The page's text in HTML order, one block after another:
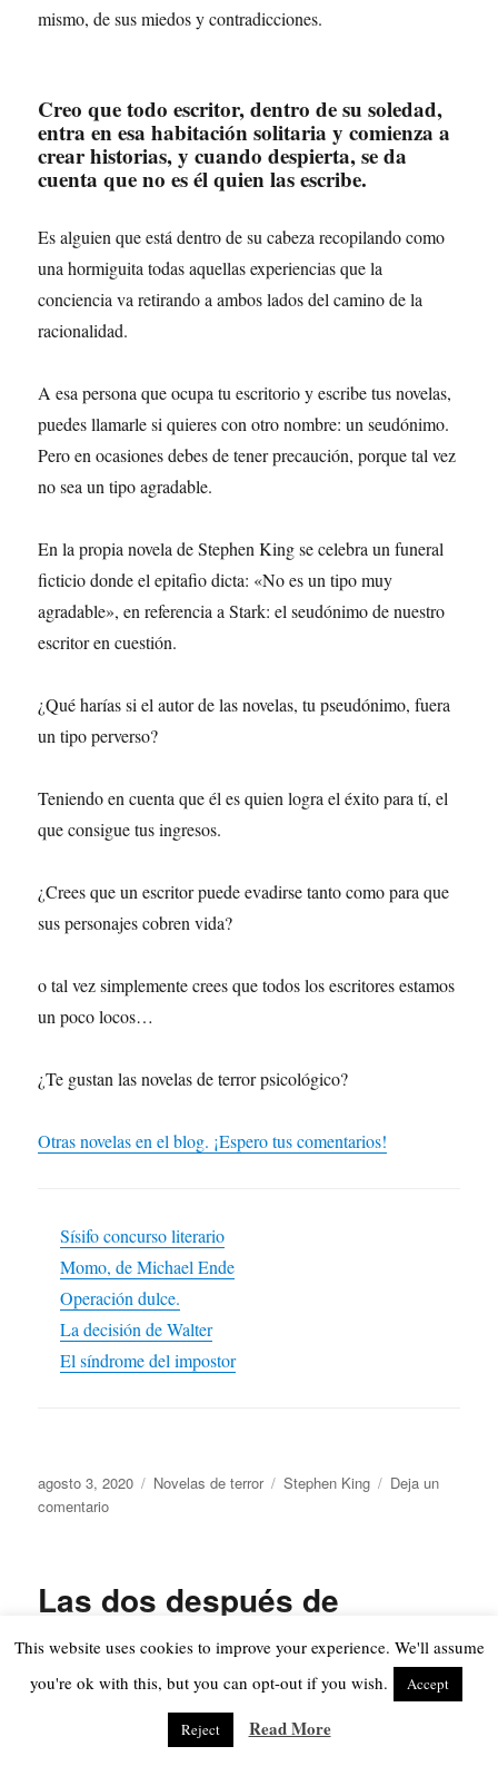
mismo, de sus miedos y contradicciones.
Creo que todo escritor, dentro de su soledad,
entra en esa habitación solitaria y comienza a
crear historias, y cuando despierta, se da
cuenta que no es él quien las escribe.
Es alguien que está dentro de su cabeza recopilando como
una hormiguita todas aquellas experiencias que la
conciencia va retirando a ambos lados del camino de la
racionalidad.
A esa persona que ocupa tu escritorio y escribe tus novelas,
puedes llamarle si quieres con otro nombre: un seudónimo.
Pero en ocasiones debes de tener precaución, porque tal vez
no sea un tipo agradable.
En la propia novela de Stephen King se celebra un funeral
ficticio donde el epitafio dicta: «No es un tipo muy
agradable», en referencia a Stark: el seudónimo de nuestro
escritor en cuestión.
¿Qué harías si el autor de las novelas, tu pseudónimo, fuera
un tipo perverso?
Teniendo en cuenta que él es quien logra el éxito para tí, el
que consigue tus ingresos.
¿Crees que un escritor puede evadirse tanto como para que
sus personajes cobren vida?
o tal vez simplemente crees que todos los escritores estamos
un poco locos…
¿Te gustan las novelas de terror psicológico?
Otras novelas en el blog. ¡Espero tus comentarios!
Sísifo concurso literario
Momo, de Michael Ende
Operación dulce.
La decisión de Walter
El síndrome del impostor
Publicado
el
agosto 3, 2020 Categorías
Novelas de terror Etiquetas
Stephen King
Deja un
comentarioen
de
King.
Las dos después de
medianoche. Stephen King.
Las dos después de medianoche. Stephen king
This website uses cookies to improve your experience. We'll assume
you're ok with this, but you can opt-out if you wish.
Accept
Reject Read More